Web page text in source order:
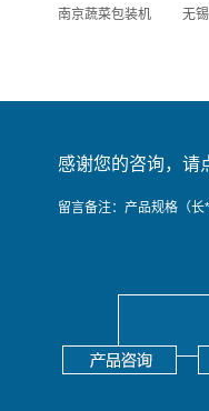
南京蔬菜包装机 无
感谢您的咨询，请
留言备注：产品规格（